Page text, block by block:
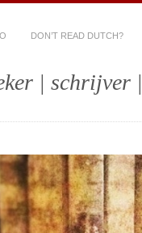
DON’T READ DUTCH?
| schrijver